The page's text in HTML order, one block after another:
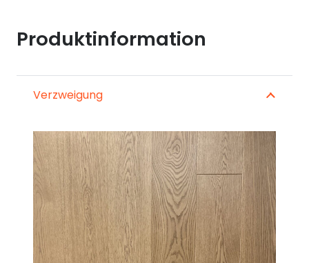
Produktinformation
Verzweigung